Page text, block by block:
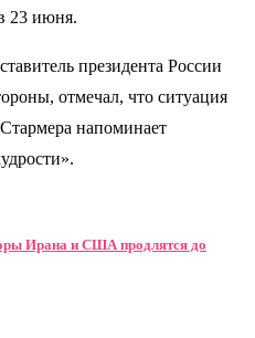
23 июня.
президента России
отмечал, что ситуация
напоминает
Ирана и США продлятся до